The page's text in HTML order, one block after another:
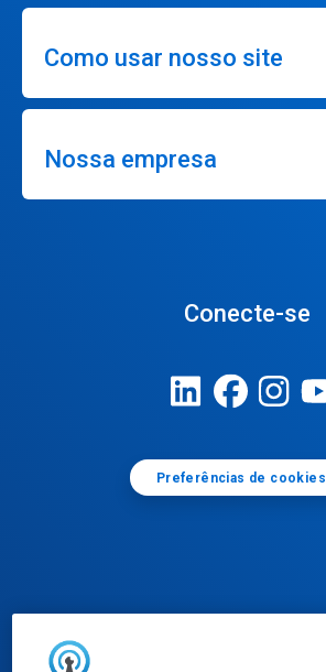
Como usar nosso site
Nossa empresa
Conecte-se
Preferências de cookies